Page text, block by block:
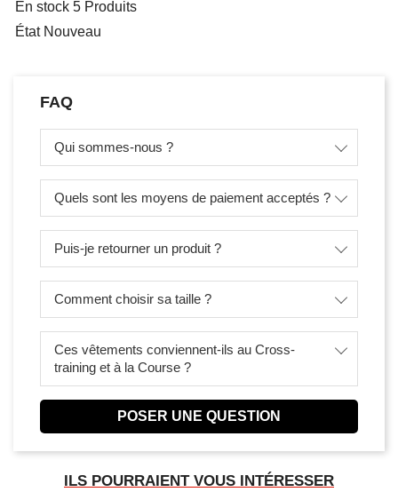
En stock 5 Produits
État Nouveau
FAQ
Qui sommes-nous ?
Quels sont les moyens de paiement acceptés ?
Puis-je retourner un produit ?
Comment choisir sa taille ?
Ces vêtements conviennent-ils au Cross-
training et à la Course ?
POSER UNE QUESTION
ILS POURRAIENT VOUS INTÉRESSER